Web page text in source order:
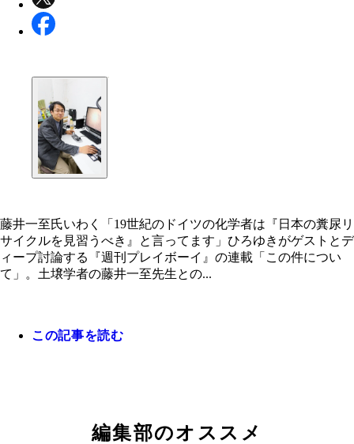
藤井一至氏いわく「19世紀のドイツの化学者は『日本の糞尿リ
サイクルを見習うべき』と言ってます」ひろゆきがゲストとデ
ィープ討論する『週刊プレイボーイ』の連載「この件につい
て」。土壌学者の藤井一至先生との...
この記事を読む
編集部のオススメ